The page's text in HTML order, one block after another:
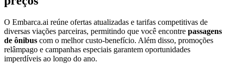
O Embarca.ai reúne ofertas atualizadas e tarifas competitivas de
diversas viações parceiras, permitindo que você encontre passagens
de ônibus com o melhor custo-benefício. Além disso, promoções
relâmpago e campanhas especiais garantem oportunidades
imperdíveis ao longo do ano.